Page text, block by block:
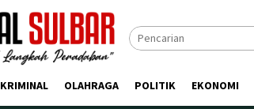
KRIMINAL OLAHRAGA POLITIK EKONOMI